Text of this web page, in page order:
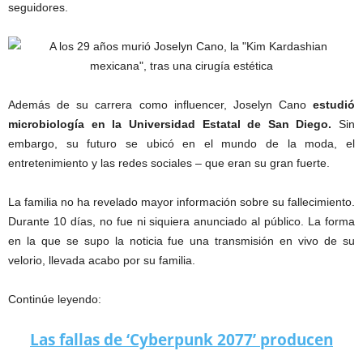
seguidores.
Además de su carrera como influencer, Joselyn Cano estudió
microbiología en la Universidad Estatal de San Diego. Sin
embargo, su futuro se ubicó en el mundo de la moda, el
entretenimiento y las redes sociales – que eran su gran fuerte.
La familia no ha revelado mayor información sobre su fallecimiento.
Durante 10 días, no fue ni siquiera anunciado al público. La forma
en la que se supo la noticia fue una transmisión en vivo de su
velorio, llevada acabo por su familia.
Continúe leyendo:
Las fallas de ‘Cyberpunk 2077’ producen